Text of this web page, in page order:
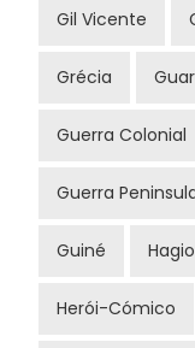
Gil Vicente
Grécia
Guerra Colonial
Guerra
Guiné
Herói-Cómico